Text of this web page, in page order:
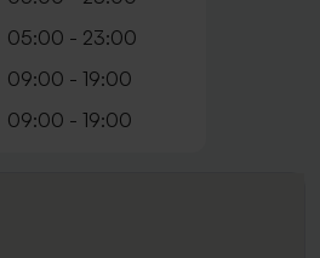
05:00 - 23:00
09:00 - 19:00
09:00 - 19:00